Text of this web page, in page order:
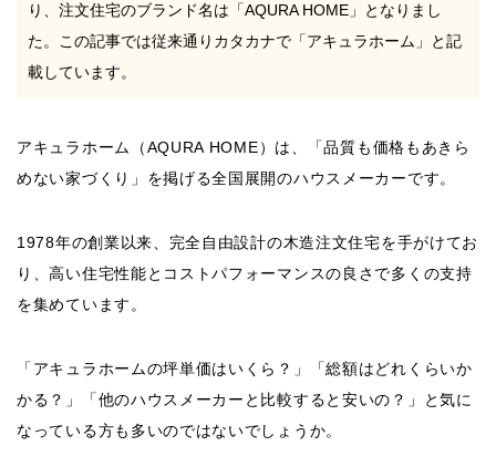
り、注文住宅のブランド名は「AQURA HOME」となりまし
た。この記事では従来通りカタカナで「アキュラホーム」と記
載しています。
アキュラホーム（AQURA HOME）は、「品質も価格もあきら
めない家づくり」を掲げる全国展開のハウスメーカーです。
1978年の創業以来、完全自由設計の木造注文住宅を手がけてお
り、高い住宅性能とコストパフォーマンスの良さで多くの支持
を集めています。
「アキュラホームの坪単価はいくら？」「総額はどれくらいか
かる？」「他のハウスメーカーと比較すると安いの？」と気に
なっている方も多いのではないでしょうか。